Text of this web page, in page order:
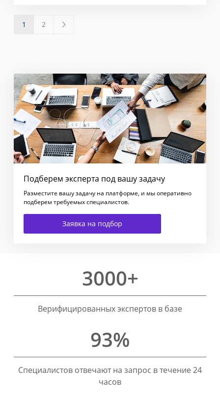
1 2
Подберем эксперта под вашу задачу
Разместите вашу задачу на платформе, и мы оперативно
подберем требуемых специалистов.
Заявка на подбор
3000+
Верифицированных экспертов в базе
93%
Специалистов отвечают на запрос в течение 24
часов